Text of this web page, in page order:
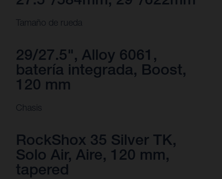
Tamaño de rueda
29/27.5", Alloy 6061,
batería integrada, Boost,
120 mm
Chasis
RockShox 35 Silver TK,
Solo Air, Aire, 120 mm,
tapered